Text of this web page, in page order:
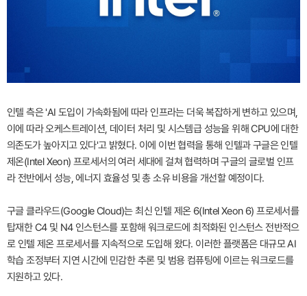
인텔 측은 'AI 도입이 가속화됨에 따라 인프라는 더욱 복잡하게 변하고 있으며,
이에 따라 오케스트레이션, 데이터 처리 및 시스템급 성능을 위해 CPU에 대한
의존도가 높아지고 있다'고 밝혔다. 이에 이번 협력을 통해 인텔과 구글은 인텔
제온(Intel Xeon) 프로세서의 여러 세대에 걸쳐 협력하며 구글의 글로벌 인프
라 전반에서 성능, 에너지 효율성 및 총 소유 비용을 개선할 예정이다.
구글 클라우드(Google Cloud)는 최신 인텔 제온 6(Intel Xeon 6) 프로세서를
탑재한 C4 및 N4 인스턴스를 포함해 워크로드에 최적화된 인스턴스 전반적으
로 인텔 제온 프로세서를 지속적으로 도입해 왔다. 이러한 플랫폼은 대규모 AI
학습 조정부터 지연 시간에 민감한 추론 및 범용 컴퓨팅에 이르는 워크로드를
지원하고 있다.